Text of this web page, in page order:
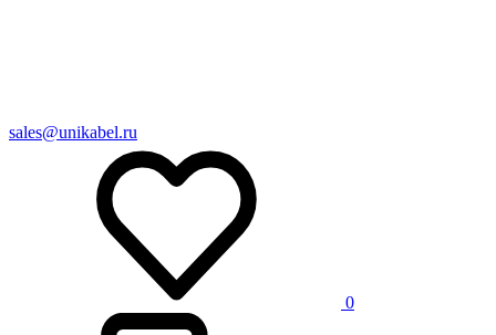
sales@unikabel.ru
0